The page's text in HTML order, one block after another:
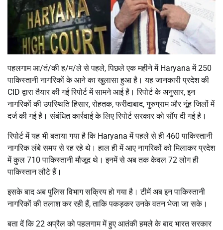
पहलगाम आ/तं/की ह/म/ले से पहले, पिछले एक महीने में Haryana में 250
पाकिस्तानी नागरिकों के आने का खुलासा हुआ है। यह जानकारी प्रदेश की
CID द्वारा तैयार की गई रिपोर्ट में सामने आई है। रिपोर्ट के अनुसार, इन
नागरिकों की उपस्थिति हिसार, रोहतक, फरीदाबाद, गुरुग्राम और नूंह जिलों में
दर्ज की गई है। संबंधित कार्रवाई के लिए रिपोर्ट सरकार को सौंप दी गई है।
रिपोर्ट में यह भी बताया गया है कि Haryana में पहले से ही 460 पाकिस्तानी
नागरिक लंबे समय से रह रहे थे। हाल ही में आए नागरिकों को मिलाकर प्रदेश
में कुल 710 पाकिस्तानी मौजूद थे। इनमें से अब तक केवल 72 लोग ही
पाकिस्तान लौटे हैं।
इसके बाद अब पुलिस विभाग सक्रिय हो गया है। टीमें अब इन पाकिस्तानी
नागरिकों की तलाश कर रही हैं, ताकि पकड़कर उनके वतन भेजा जा सके।
बता दें कि 22 अप्रैल को पहलगाम में हुए आतंकी हमले के बाद भारत सरकार